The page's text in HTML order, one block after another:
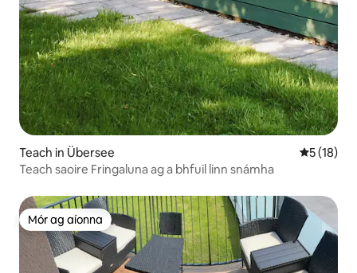
Teach in Übersee
5 (18)
Teach saoire Fringaluna ag a bhfuil linn snámha
Mór ag aíonna
Mór ag aíonna